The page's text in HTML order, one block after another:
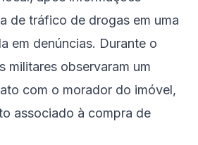
de tráfico de drogas em uma
em denúncias. Durante o
militares observaram um
com o morador do imóvel,
associado à compra de